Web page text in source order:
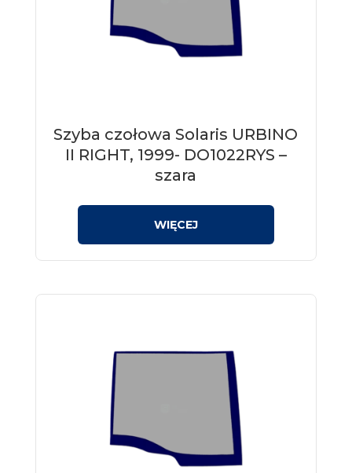
Szyba czołowa Solaris URBINO
II RIGHT, 1999- DO1022RYS –
szara